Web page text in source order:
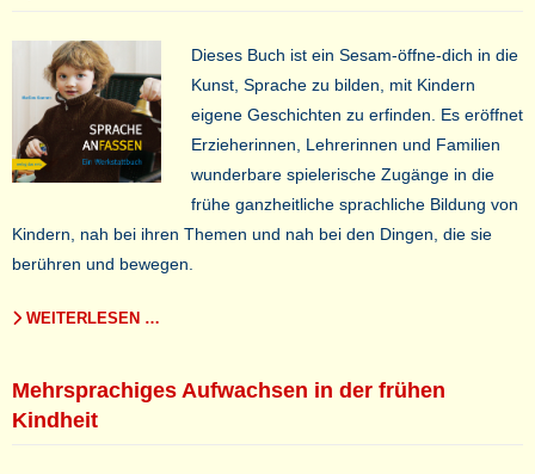
Dieses Buch ist ein Sesam-öffne-dich in die
Kunst, Sprache zu bilden, mit Kindern
eigene Geschichten zu erfinden. Es eröffnet
Erzieherinnen, Lehrerinnen und Familien
wunderbare spielerische Zugänge in die
frühe ganzheitliche sprachliche Bildung von
Kindern, nah bei ihren Themen und nah bei den Dingen, die sie
berühren und bewegen.
WEITERLESEN …
Mehrsprachiges Aufwachsen in der frühen
Kindheit